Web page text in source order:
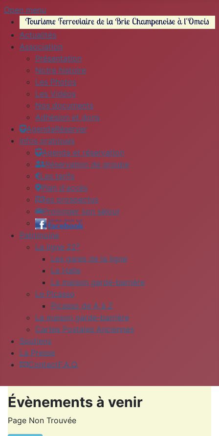
Open menu
Actualités
Association
Présentation
Notre histoire
Les Photos
Les Vidéos
Nos documents
Adhésion et dons
AgendaRéserver
Infos pratiques
Agenda et réservation
Réservation de groupe
Les tarifs
Plan d'accès
les prospectus
Prolonger son séjour
Patrimoine
La ligne 22²
Les gares de la ligne
La Halle
La maison garde-barrière
Le Picasso
Picasso de A à Z
La maison garde-barrière
Cartes Postales Anciennes
Soutiens
La Presse
ContactF.A.Q.
Évènements à venir
Page Non Trouvée